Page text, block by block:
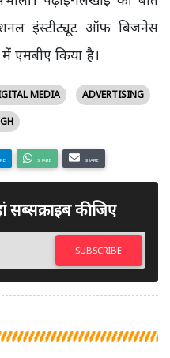
इंस्टीट्यूट ऑफ बिजनेस
में एमबीए किया है।
MEDIA
ADVERTISING
SHARE SHARE
सब्सक्राइब कीजिए
SUBSCRIBE